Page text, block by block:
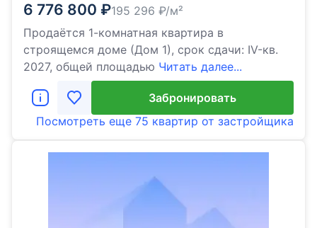
6 776 800 ₽195 296 ₽/м²
Продаётся 1-комнатная квартира в
строящемся доме (Дом 1), срок сдачи: IV-кв.
2027, общей площадью Читать далее...
Забронировать
Посмотреть еще 75 квартир от застройщика